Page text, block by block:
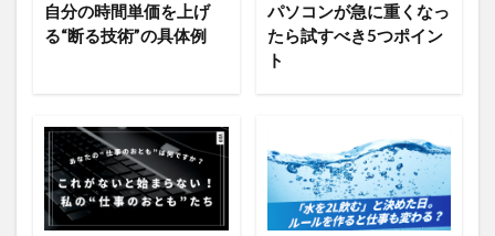
自分の時間単価を上げ
る“断る技術”の具体例
パソコンが急に重くなっ
たら試すべき5つポイン
ト